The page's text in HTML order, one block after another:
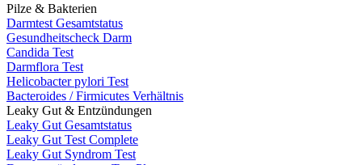
Pilze & Bakterien
Darmtest Gesamtstatus
Gesundheitscheck Darm
Candida Test
Darmflora Test
Helicobacter pylori Test
Bacteroides / Firmicutes Verhältnis
Leaky Gut & Entzündungen
Leaky Gut Gesamtstatus
Leaky Gut Test Complete
Leaky Gut Syndrom Test